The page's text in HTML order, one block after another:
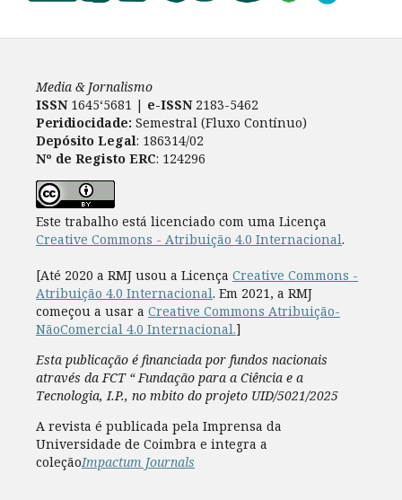
Media & Jornalismo
ISSN 1645‘5681 | e-ISSN2183-5462
Peridiocidade: Semestral (Fluxo Contínuo)
Depósito Legal: 186314/02
Nº de Registo ERC: 124296
Este trabalho está licenciado com uma Licença
Creative Commons - Atribuição 4.0 Internacional.
[Até 2020 a RMJ usou a Licença Creative Commons -
Atribuição 4.0 Internacional. Em 2021, a RMJ
começou a usar a Creative Commons Atribuição-
NãoComercial 4.0 Internacional.]
Esta publicação é financiada por fundos nacionais
através da FCT “ Fundação para a Ciência e a
Tecnologia, I.P., no mbito do projeto UID/5021/2025
A revista é publicada pela Imprensa da
Universidade de Coimbra e integra a
coleçãoImpactum Journals